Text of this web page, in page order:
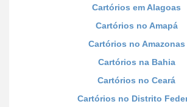
Cartórios em Alagoas
Cartórios no Amapá
Cartórios no Amazonas
Cartórios na Bahia
Cartórios no Ceará
Cartórios no Distrito